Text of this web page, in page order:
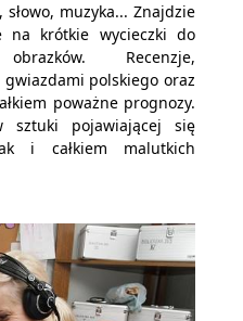
muzyka... Znajdzie
na krótkie wycieczki do
Recenzje,
polskiego oraz
poważne prognozy.
sztuki pojawiającej się
i całkiem malutkich